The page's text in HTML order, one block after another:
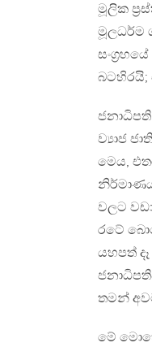
මූලික
මූලධර්ම
බටහිරයි;
ව්‍යාජ
මෙය,
වලට
රටේ
යහපත්
තමන්
මේ